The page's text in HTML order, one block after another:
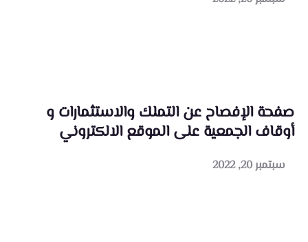
صفحة الإفصاح عن التملك والاستثمارات و
أوقاف الجمعية على الموقع الالكتروني
سبتمبر 20, 2022